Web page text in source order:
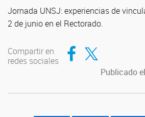
Jornada UNSJ: experiencias de
2 de junio en el Rectorado.
Compartir en
redes sociales
Compartir en Facebook
Compartir en Twitter
Publicado